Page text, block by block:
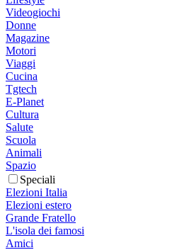
Videogiochi
Donne
Magazine
Motori
Viaggi
Cucina
Tgtech
E-Planet
Cultura
Salute
Scuola
Animali
Spazio
Speciali
Elezioni Italia
Elezioni estero
Grande Fratello
L'isola dei famosi
Amici